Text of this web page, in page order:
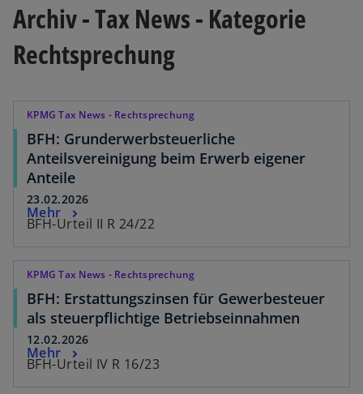
Archiv - Tax News - Kategorie
Rechtsprechung
KPMG Tax News - Rechtsprechung
BFH: Grunderwerbsteuerliche
Anteilsvereinigung beim Erwerb eigener
Anteile
23.02.2026
BFH-Urteil II R 24/22
Mehr
KPMG Tax News - Rechtsprechung
BFH: Erstattungszinsen für Gewerbesteuer
als steuerpflichtige Betriebseinnahmen
12.02.2026
BFH-Urteil IV R 16/23
Mehr